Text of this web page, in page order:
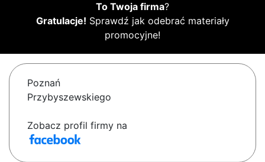
To Twoja firma?
Gratulacje! Sprawdź jak odebrać materiały
promocyjne!
Poznań
Przybyszewskiego
Zobacz profil firmy na